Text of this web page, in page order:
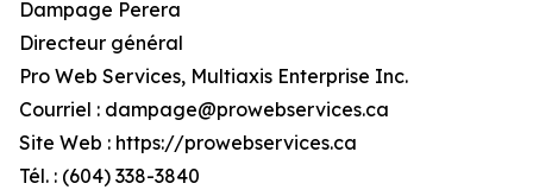
Dampage Perera
Directeur général
Pro Web Services, Multiaxis Enterprise Inc.
Courriel : dampage@prowebservices.ca
Site Web : https://prowebservices.ca
Tél. : (604) 338-3840